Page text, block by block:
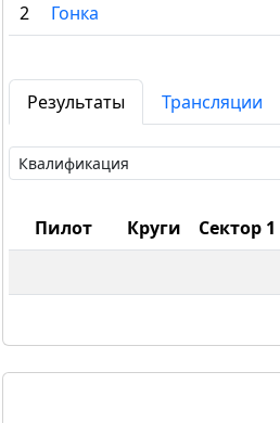
2
Гонка
Результаты Трансляции
Пилот Круги Сектор 1